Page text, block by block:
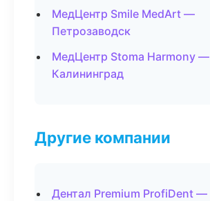
МедЦентр Smile MedArt —
Петрозаводск
МедЦентр Stoma Harmony —
Калининград
Другие компании
Дентал Premium ProfiDent —